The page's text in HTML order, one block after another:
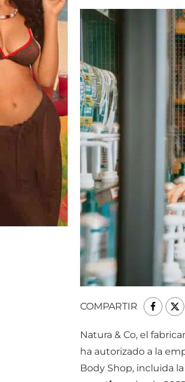
COMPARTIR
Natura & Co, el
ha autorizado a la
Body Shop, incluida la